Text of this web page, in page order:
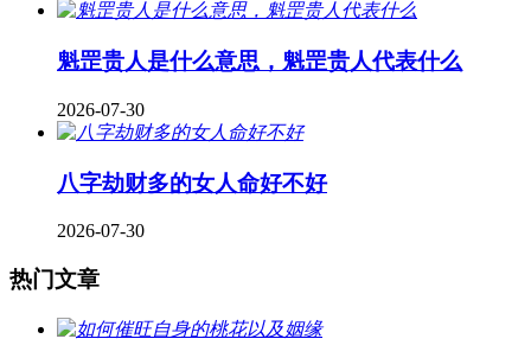
魁罡贵人是什么意思，魁罡贵人代表什么
2026-07-30
八字劫财多的女人命好不好
2026-07-30
热门文章